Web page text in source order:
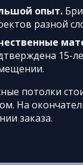
опыт.
разной
15-
потолки
На
заказа.